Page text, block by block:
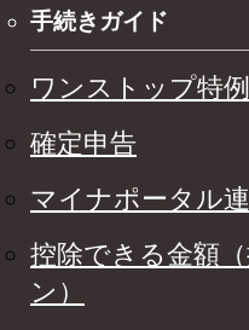
手続きガイド
ワンストップ特
確定申告
マイナポータル
控除できる金額
ン）